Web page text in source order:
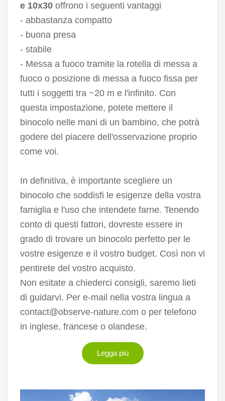
e 10x30 offrono i seguenti vantaggi
- abbastanza compatto
- buona presa
- stabile
- Messa a fuoco tramite la rotella di messa a
fuoco o posizione di messa a fuoco fissa per
tutti i soggetti tra ~20 m e l'infinito. Con
questa impostazione, potete mettere il
binocolo nelle mani di un bambino, che potrà
godere del piacere dell'osservazione proprio
come voi.
In definitiva, è importante scegliere un
binocolo che soddisfi le esigenze della vostra
famiglia e l'uso che intendete farne. Tenendo
conto di questi fattori, dovreste essere in
grado di trovare un binocolo perfetto per le
vostre esigenze e il vostro budget. Così non vi
pentirete del vostro acquisto.
Non esitate a chiederci consigli, saremo lieti
di guidarvi. Per e-mail nella vostra lingua a
contact@observe-nature.com o per telefono
in inglese, francese o olandese.
Legga più